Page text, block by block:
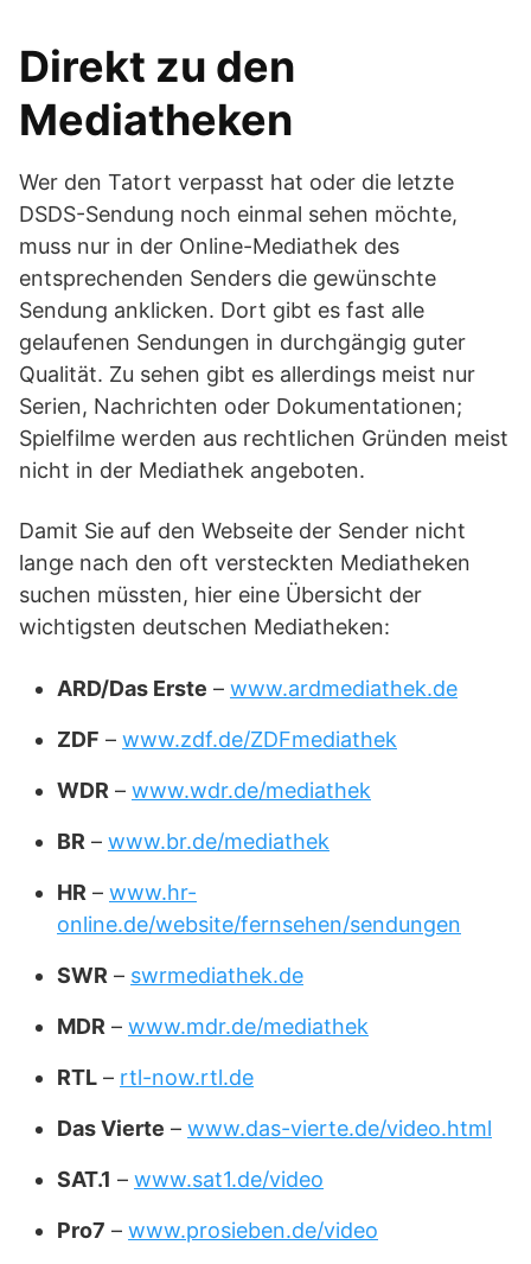
Direkt zu den
Mediatheken
Wer den Tatort verpasst hat oder die letzte
DSDS-Sendung noch einmal sehen möchte,
muss nur in der Online-Mediathek des
entsprechenden Senders die gewünschte
Sendung anklicken. Dort gibt es fast alle
gelaufenen Sendungen in durchgängig guter
Qualität. Zu sehen gibt es allerdings meist nur
Serien, Nachrichten oder Dokumentationen;
Spielfilme werden aus rechtlichen Gründen meist
nicht in der Mediathek angeboten.
Damit Sie auf den Webseite der Sender nicht
lange nach den oft versteckten Mediatheken
suchen müssten, hier eine Übersicht der
wichtigsten deutschen Mediatheken:
ARD/Das Erste – www.ardmediathek.de
ZDF – www.zdf.de/ZDFmediathek
WDR – www.wdr.de/mediathek
BR – www.br.de/mediathek
HR – www.hr-
online.de/website/fernsehen/sendungen
SWR – swrmediathek.de
MDR – www.mdr.de/mediathek
RTL – rtl-now.rtl.de
Das Vierte – www.das-vierte.de/video.html
SAT.1 – www.sat1.de/video
Pro7 – www.prosieben.de/video